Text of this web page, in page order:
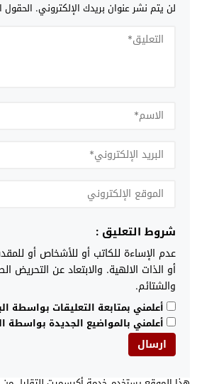
لن يتم نشر عنوان بريدك الإلكتروني. الحقول
شروط التعليق :
عدم الإساءة للكاتب أو للأشخاص أو
أو الذات الالهية. والابتعاد عن التحريض
والشتائم.
أعلمني بمتابعة التعليقات بواسطة
أعلمني بالمواضيع الجديدة بواسطة